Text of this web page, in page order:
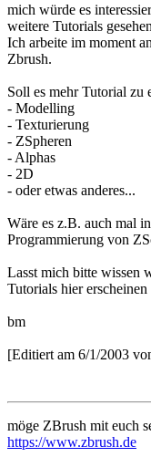
mich würde es
weitere Tutorials
Ich arbeite im moment
Zbrush.
Soll es mehr Tutorial zu
- Modelling
- Texturierung
- ZSpheren
- Alphas
- 2D
- oder etwas anderes...
Wäre es z.B. auch mal
Programmierung von
Lasst mich bitte wissen
Tutorials hier
bm
[Editiert am 6/1/2003
möge ZBrush mit euch
https://www.zbrush.de